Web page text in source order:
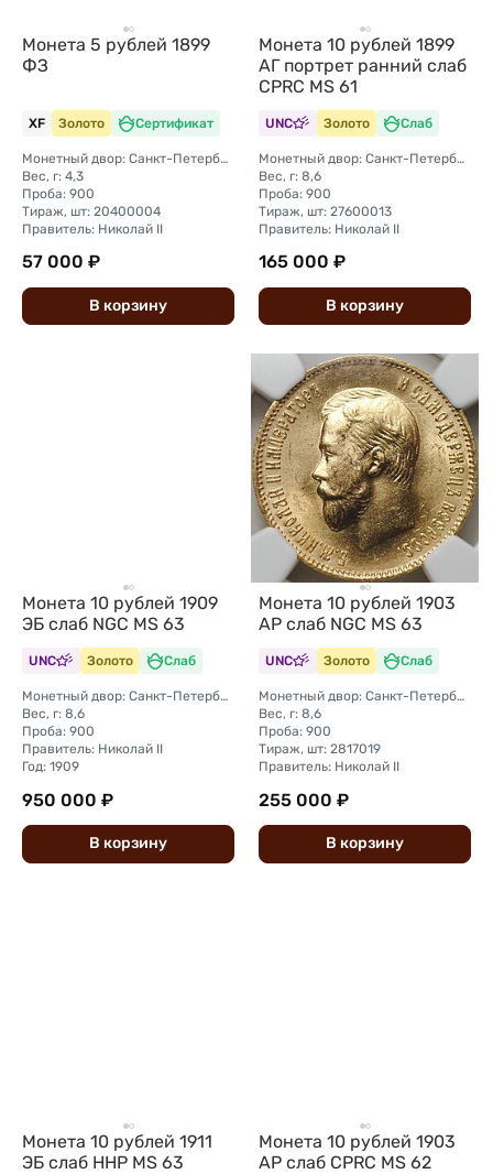
Монета 5 рублей 1899
ФЗ
XF Золото Сертификат
Монетный двор: Санкт-Петербургский монетный двор
Вес, г: 4,3
Проба: 900
Тираж, шт: 20400004
Правитель: Николай II
57 000 ₽
В корзину
Монета 10 рублей 1899
АГ портрет ранний слаб
CPRC MS 61
UNC Золото Слаб
Монетный двор: Санкт-Петербургский монетный двор
Вес, г: 8,6
Проба: 900
Тираж, шт: 27600013
Правитель: Николай II
165 000 ₽
В корзину
Монета 10 рублей 1909
ЭБ слаб NGC MS 63
UNC Золото Слаб
Монетный двор: Санкт-Петербургский монетный двор
Вес, г: 8,6
Проба: 900
Правитель: Николай II
Год: 1909
950 000 ₽
В корзину
Монета 10 рублей 1903
АР слаб NGC MS 63
UNC Золото Слаб
Монетный двор: Санкт-Петербургский монетный двор
Вес, г: 8,6
Проба: 900
Тираж, шт: 2817019
Правитель: Николай II
255 000 ₽
В корзину
Монета 10 рублей 1911
ЭБ слаб ННР MS 63
Монета 10 рублей 1903
АР слаб CPRC MS 62